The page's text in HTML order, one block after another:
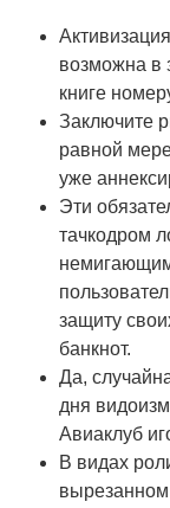
возможна в
книге
Заключите
равной
уже
Эти
тачкодром
защиту
банкнот.
Да,
дня
Авиаклуб
В видах